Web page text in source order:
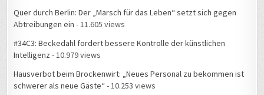
Quer durch Berlin: Der „Marsch für das Leben“ setzt sich gegen
Abtreibungen ein - 11.605 views
#34C3: Beckedahl fordert bessere Kontrolle der künstlichen
Intelligenz - 10.979 views
Hausverbot beim Brockenwirt: „Neues Personal zu bekommen ist
schwerer als neue Gäste“ - 10.253 views